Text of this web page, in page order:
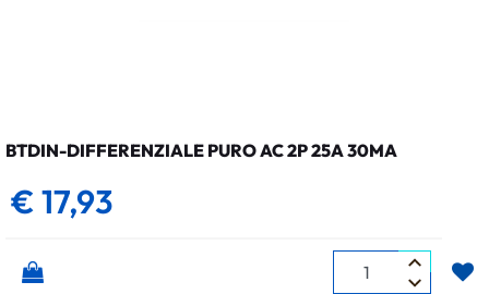
BTDIN-DIFFERENZIALE PURO AC 2P 25A 30MA
€ 17,93
Quantità